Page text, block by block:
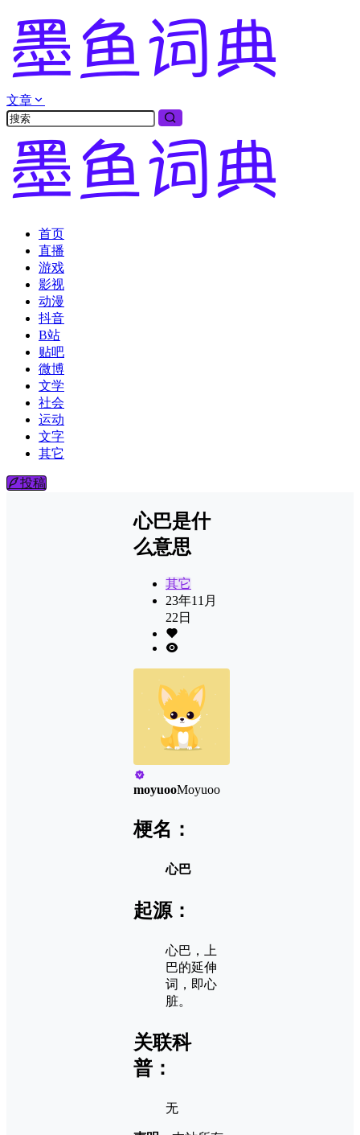
文章
首页
直播
游戏
影视
动漫
抖音
B站
贴吧
微博
文学
社会
运动
文字
其它
投稿
心巴是什
么意思
其它
23年11月
22日
moyuooMoyuoo
梗名：
心巴
起源：
心巴，上
巴的延伸
词，即心
脏。
关联科
普：
无